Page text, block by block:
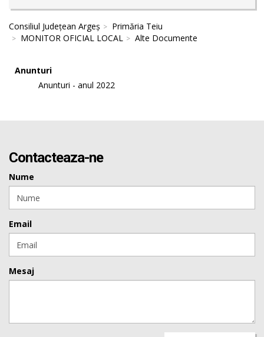
Consiliul Județean Argeș
Primăria Teiu
MONITOR OFICIAL LOCAL
Alte Documente
Anunturi
Anunturi - anul 2022
Contacteaza-ne
Nume
Email
Mesaj